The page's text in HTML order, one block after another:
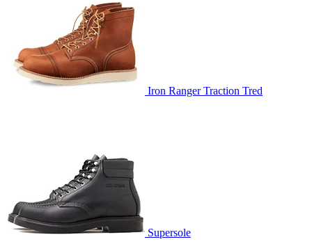
Iron Ranger Traction Tred
Supersole